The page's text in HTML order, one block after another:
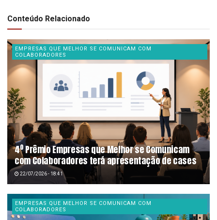
Conteúdo Relacionado
EMPRESAS QUE MELHOR SE COMUNICAM COM
COLABORADORES
4º Prêmio Empresas que Melhor se Comunicam
com Colaboradores terá apresentação de cases
22/07/2026 - 18:41
EMPRESAS QUE MELHOR SE COMUNICAM COM
COLABORADORES